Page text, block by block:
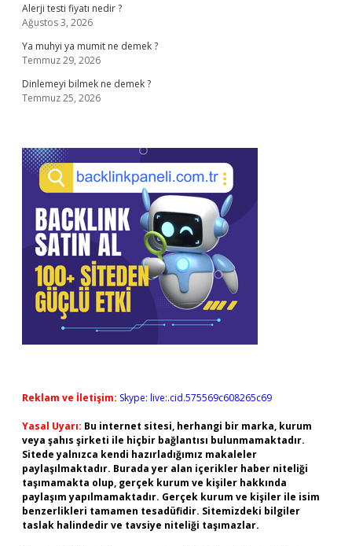
Alerji testi fiyatı nedir ?
Ağustos 3, 2026
Ya muhyi ya mumit ne demek ?
Temmuz 29, 2026
Dinlemeyi bilmek ne demek ?
Temmuz 25, 2026
Reklam ve İletişim: Skype: live:.cid.575569c608265c69
Yasal Uyarı: Bu internet sitesi, herhangi bir marka, kurum
veya şahıs şirketi ile hiçbir bağlantısı bulunmamaktadır.
Sitede yalnızca kendi hazırladığımız makaleler
paylaşılmaktadır. Burada yer alan içerikler haber niteliği
taşımamakta olup, gerçek kurum ve kişiler hakkında
paylaşım yapılmamaktadır. Gerçek kurum ve kişiler ile isim
benzerlikleri tamamen tesadüfidir. Sitemizdeki bilgiler
taslak halindedir ve tavsiye niteliği taşımazlar.